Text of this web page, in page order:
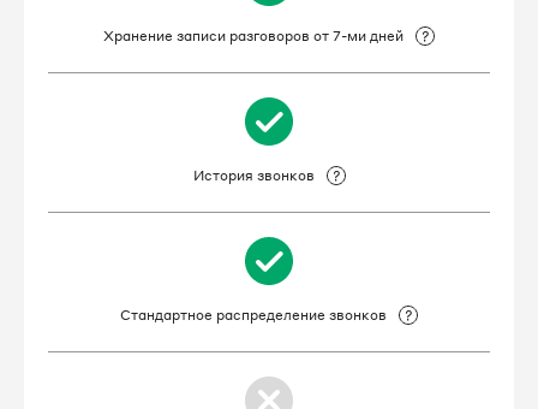
8 495 023-98-59
8 495 023-98-61
8 495 023-99-20
8 495 023-99-47
8 495 032-03-73
Хранение записи разговоров от 7-ми дней
История звонков
Стандартное распределение звонков